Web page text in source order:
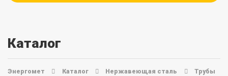
Каталог
Энергомет Каталог Нержавеющая сталь
Трубы